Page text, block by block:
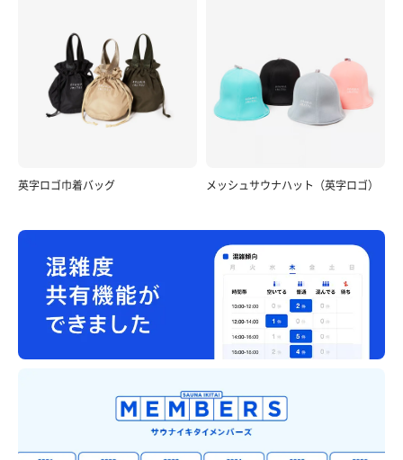
英字ロゴ巾着バッグ メッシュサウナハット（英字ロゴ）